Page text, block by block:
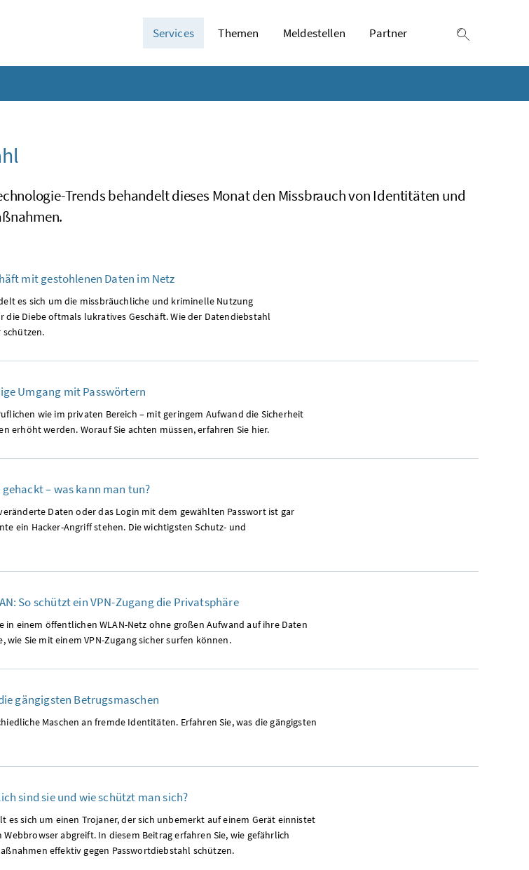
Services Themen Meldestellen Partner
Trends behandelt dieses Monat den Missbrauch von Identitäten und
mit gestohlenen Daten im Netz
es sich um die missbräuchliche und kriminelle Nutzung
die Diebe oftmals lukratives Geschäft. Wie der Datendiebstahl
Umgang mit Passwörtern
wie im privaten Bereich – mit geringem Aufwand die Sicherheit
erhöht werden. Worauf Sie achten müssen, erfahren Sie hier.
– was kann man tun?
Daten oder das Login mit dem gewählten Passwort ist gar
ein Hacker-Angriff stehen. Die wichtigsten Schutz- und
So schützt ein VPN-Zugang die Privatsphäre
in einem öffentlichen WLAN-Netz ohne großen Aufwand auf ihre Daten
wie Sie mit einem VPN-Zugang sicher surfen können.
gängigsten Betrugsmaschen
Maschen an fremde Identitäten. Erfahren Sie, was die gängigsten
sind sie und wie schützt man sich?
es sich um einen Trojaner, der sich unbemerkt auf einem Gerät einnistet
abgreift. In diesem Beitrag erfahren Sie, wie gefährlich
effektiv gegen Passwortdiebstahl schützen.